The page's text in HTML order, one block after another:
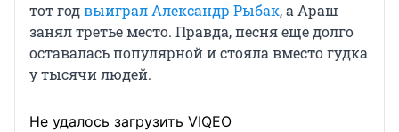
тот годвыиграл Александр Рыбак, а Араш
занял третье место. Правда, песня еще долго
оставалась популярной и стояла вместо гудка
у тысячи людей.
Не удалось загрузить VIQEO